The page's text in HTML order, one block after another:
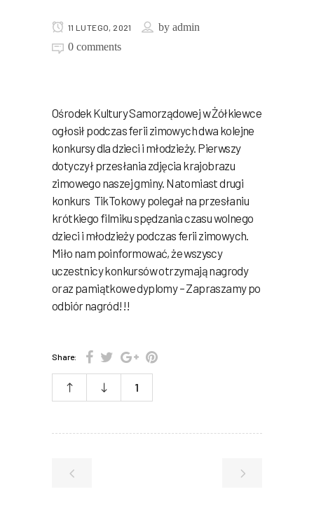
11 LUTEGO, 2021 by admin
0 comments
Ośrodek Kultury Samorządowej w Żółkiewce
ogłosił podczas ferii zimowych dwa kolejne
konkursy dla dzieci i młodzieży. Pierwszy
dotyczył przesłania zdjęcia krajobrazu
zimowego naszej gminy. Natomiast drugi
konkurs TikTokowy polegał na przesłaniu
krótkiego filmiku spędzania czasu wolnego
dzieci i młodzieży podczas ferii zimowych.
Miło nam poinformować, że wszyscy
uczestnicy konkursów otrzymają nagrody
oraz pamiątkowe dyplomy – Zapraszamy po
odbiór nagród!!!
Share:
1